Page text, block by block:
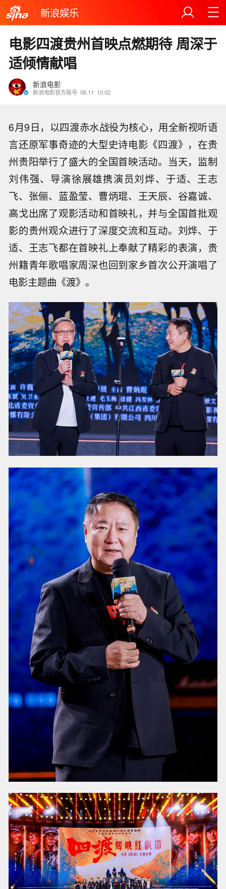
新浪娱乐
电影四渡贵州首映点燃期待 周深于
适倾情献唱
新浪电影
新浪电影官方账号 06.11 10:02
6月9日，以四渡赤水战役为核心，用全新视听语
言还原军事奇迹的大型史诗电影《四渡》，在贵
州贵阳举行了盛大的全国首映活动。当天，监制
刘伟强、导演徐展雄携演员刘烨、于适、王志
飞、张俪、蓝盈莹、曹炳琨、王天辰、谷嘉诚、
高戈出席了观影活动和首映礼，并与全国首批观
影的贵州观众进行了深度交流和互动。刘烨、于
适、王志飞都在首映礼上奉献了精彩的表演，贵
州籍青年歌唱家周深也回到家乡首次公开演唱了
电影主题曲《渡》。